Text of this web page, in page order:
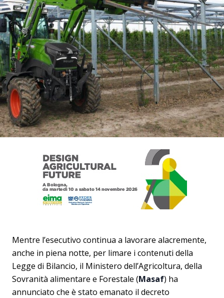
Mentre l’esecutivo continua a lavorare alacremente,
anche in piena notte, per limare i contenuti della
Legge di Bilancio, il Ministero dell’Agricoltura, della
Sovranità alimentare e Forestale (Masaf) ha
annunciato che è stato emanato il decreto